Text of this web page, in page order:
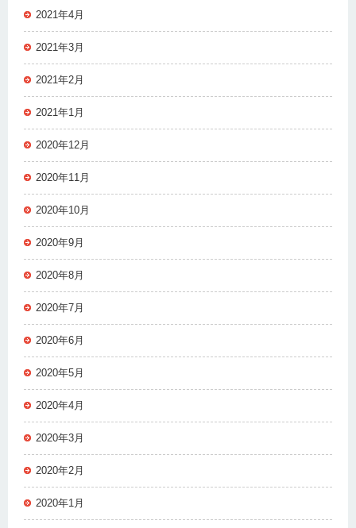
2021年4月
2021年3月
2021年2月
2021年1月
2020年12月
2020年11月
2020年10月
2020年9月
2020年8月
2020年7月
2020年6月
2020年5月
2020年4月
2020年3月
2020年2月
2020年1月